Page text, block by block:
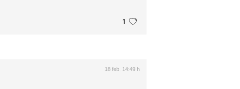
1
18 feb, 14:49 h